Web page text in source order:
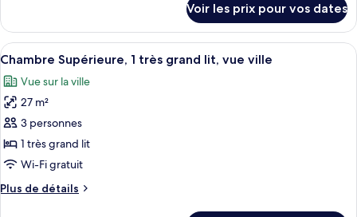
Chambre
Deluxe
(Family)
le
type
de
Chambre
Deluxe
(Family)
Voir les prix pour vos dates
Afficher
toutes
les
photos
pour
ce
type
chambre :
Une chambre d’hôtel dotée d’une
6
Chambre Supérieure, 1 très grand lit, vue ville
Vue sur la ville
27 m²
3 personnes
1 très grand lit
Wi-Fi gratuit
Plus de détails
Plus